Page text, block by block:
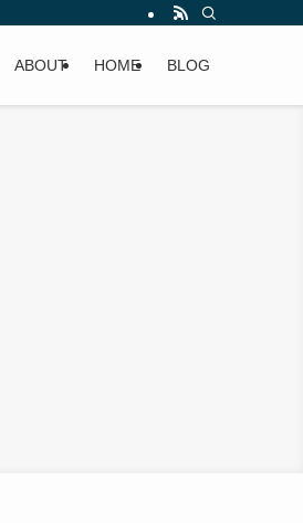
ABOUT HOME BLOG